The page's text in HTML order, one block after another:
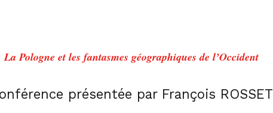
La Pologne et les fantasmes géographiques de l’Occident
présentée par François ROSSET